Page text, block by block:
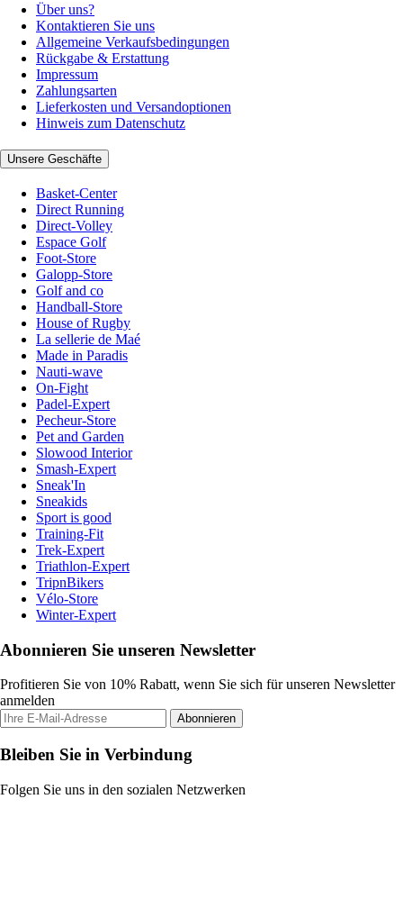
Über uns?
Kontaktieren Sie uns
Allgemeine Verkaufsbedingungen
Rückgabe & Erstattung
Impressum
Zahlungsarten
Lieferkosten und Versandoptionen
Hinweis zum Datenschutz
Unsere Geschäfte
Basket-Center
Direct Running
Direct-Volley
Espace Golf
Foot-Store
Galopp-Store
Golf and co
Handball-Store
House of Rugby
La sellerie de Maé
Made in Paradis
Nauti-wave
On-Fight
Padel-Expert
Pecheur-Store
Pet and Garden
Slowood Interior
Smash-Expert
Sneak'In
Sneakids
Sport is good
Training-Fit
Trek-Expert
Triathlon-Expert
TripnBikers
Vélo-Store
Winter-Expert
Abonnieren Sie unseren Newsletter
Profitieren Sie von 10% Rabatt, wenn Sie sich für unseren Newsletter
anmelden
Abonnieren
Bleiben Sie in Verbindung
Folgen Sie uns in den sozialen Netzwerken